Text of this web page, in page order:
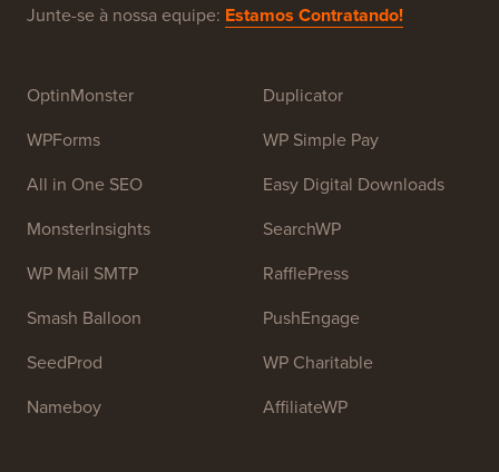
Junte-se à nossa equipe: Estamos Contratando!
OptinMonster
WPForms
All in One SEO
MonsterInsights
WP Mail SMTP
Smash Balloon
SeedProd
Nameboy
Duplicator
WP Simple Pay
Easy Digital Downloads
SearchWP
RafflePress
PushEngage
WP Charitable
AffiliateWP